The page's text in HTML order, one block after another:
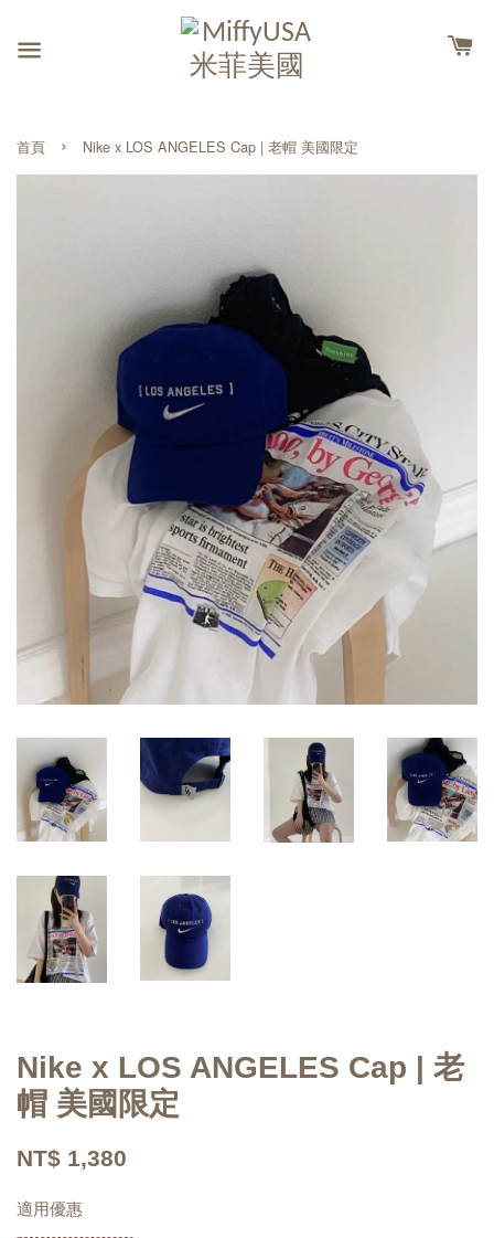
首頁 › Nike x LOS ANGELES Cap | 老帽 美國限定
Nike x LOS ANGELES Cap | 老
帽 美國限定
NT$ 1,380
適用優惠